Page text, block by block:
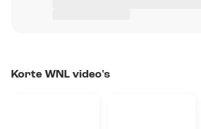
Korte WNL video's